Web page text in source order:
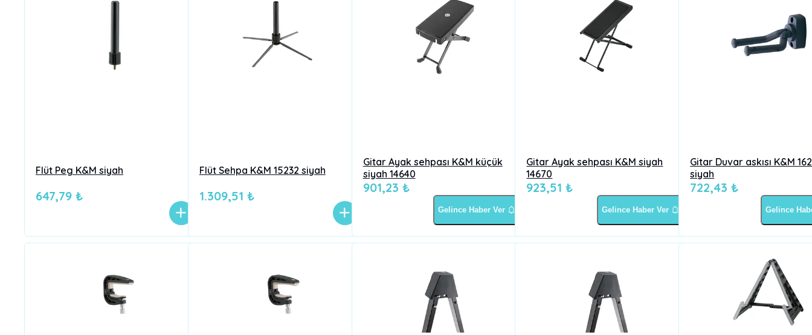
Flüt Peg K&M siyah
647,79 ₺
Flüt Sehpa K&M 15232 siyah
1.309,51 ₺
Gitar Ayak sehpası K&M küçük
siyah 14640
901,23 ₺
Gelince Haber Ver
Gitar Ayak sehpası K&M siyah
14670
923,51 ₺
Gelince Haber Ver
Gitar Duvar askısı K&M
siyah
722,43 ₺
Gelince